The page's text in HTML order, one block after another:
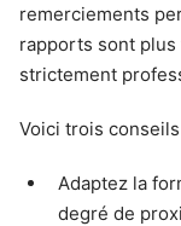
remerciements
rapports sont
strictement
Voici trois
Adaptez la
degré de